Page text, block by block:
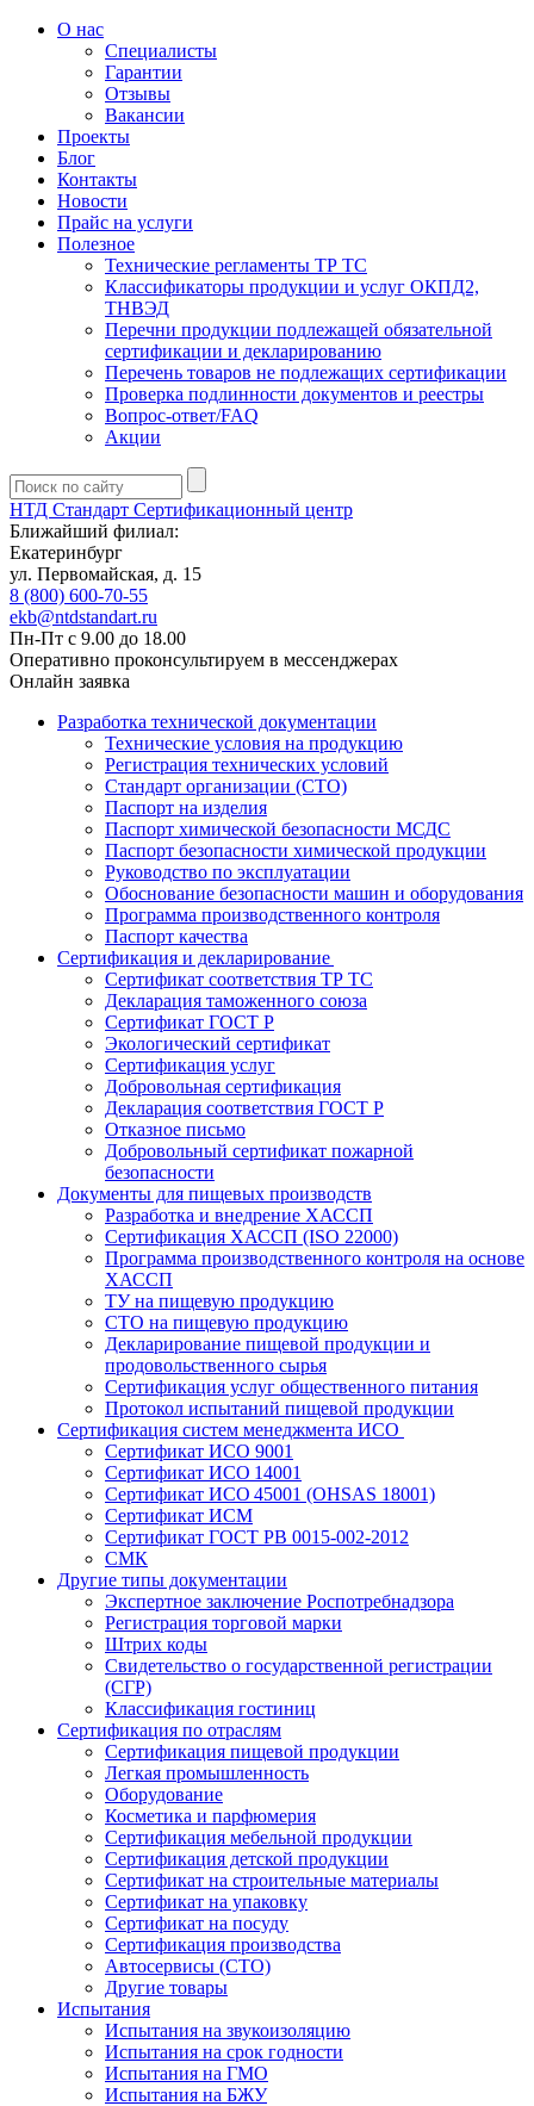
О нас
Специалисты
Гарантии
Отзывы
Вакансии
Проекты
Блог
Контакты
Новости
Прайс на услуги
Полезное
Технические регламенты ТР ТС
Классификаторы продукции и услуг ОКПД2,
ТНВЭД
Перечни продукции подлежащей обязательной
сертификации и декларированию
Перечень товаров не подлежащих сертификации
Проверка подлинности документов и реестры
Вопрос-ответ/FAQ
Акции
НТД Стандарт Сертификационный центр
Ближайший филиал:
Екатеринбург
ул. Первомайская, д. 15
8 (800) 600-70-55
ekb@ntdstandart.ru
Пн-Пт с 9.00 до 18.00
Оперативно проконсультируем в мессенджерах
Онлайн заявка
Разработка технической документации
Технические условия на продукцию
Регистрация технических условий
Стандарт организации (СТО)
Паспорт на изделия
Паспорт химической безопасности МСДС
Паспорт безопасности химической продукции
Руководство по эксплуатации
Обоснование безопасности машин и оборудования
Программа производственного контроля
Паспорт качества
Сертификация и декларирование
Сертификат соответствия ТР ТС
Декларация таможенного союза
Сертификат ГОСТ Р
Экологический сертификат
Сертификация услуг
Добровольная сертификация
Декларация соответствия ГОСТ Р
Отказное письмо
Добровольный сертификат пожарной
безопасности
Документы для пищевых производств
Разработка и внедрение ХАССП
Сертификация ХАССП (ISO 22000)
Программа производственного контроля на основе
ХАССП
ТУ на пищевую продукцию
СТО на пищевую продукцию
Декларирование пищевой продукции и
продовольственного сырья
Сертификация услуг общественного питания
Протокол испытаний пищевой продукции
Сертификация систем менеджмента ИСО
Сертификат ИСО 9001
Сертификат ИСО 14001
Сертификат ИСО 45001 (OHSAS 18001)
Сертификат ИСМ
Сертификат ГОСТ РВ 0015-002-2012
СМК
Другие типы документации
Экспертное заключение Роспотребнадзора
Регистрация торговой марки
Штрих коды
Свидетельство о государственной регистрации
(СГР)
Классификация гостиниц
Сертификация по отраслям
Сертификация пищевой продукции
Легкая промышленность
Оборудование
Косметика и парфюмерия
Сертификация мебельной продукции
Сертификация детской продукции
Сертификат на строительные материалы
Сертификат на упаковку
Сертификат на посуду
Сертификация производства
Автосервисы (СТО)
Другие товары
Испытания
Испытания на звукоизоляцию
Испытания на срок годности
Испытания на ГМО
Испытания на БЖУ